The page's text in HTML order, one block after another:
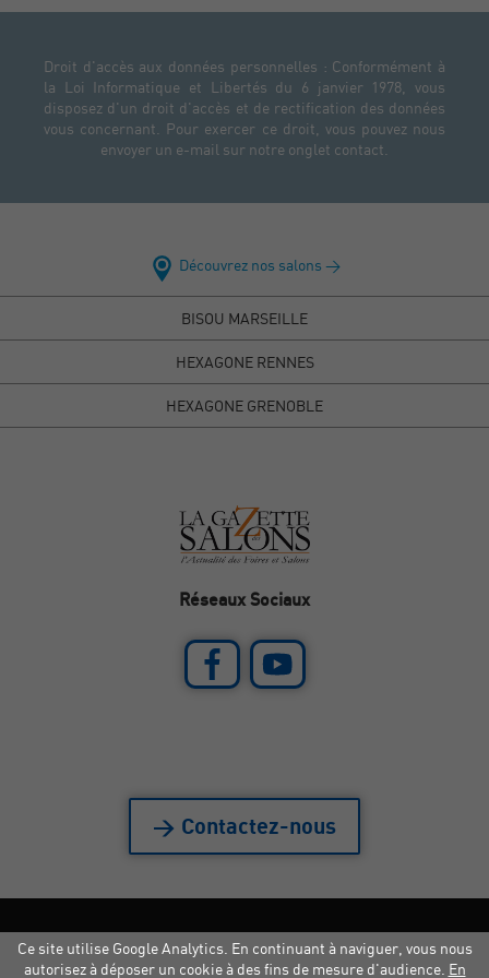
Ce site utilise Google Analytics. En continuant à naviguer, vous nous
autorisez à déposer un cookie à des fins de mesure d'audience. En
Droit d'accès aux données personnelles : Conformément à
la Loi Informatique et Libertés du 6 janvier 1978, vous
disposez d'un droit d'accès et de rectification des données
vous concernant. Pour exercer ce droit, vous pouvez nous
envoyer un e-mail sur notre onglet contact.
Découvrez nos salons >
BISOU MARSEILLE
HEXAGONE RENNES
HEXAGONE GRENOBLE
Réseaux Sociaux
> Contactez-nous
Mentions légales|Crédits|Copyright